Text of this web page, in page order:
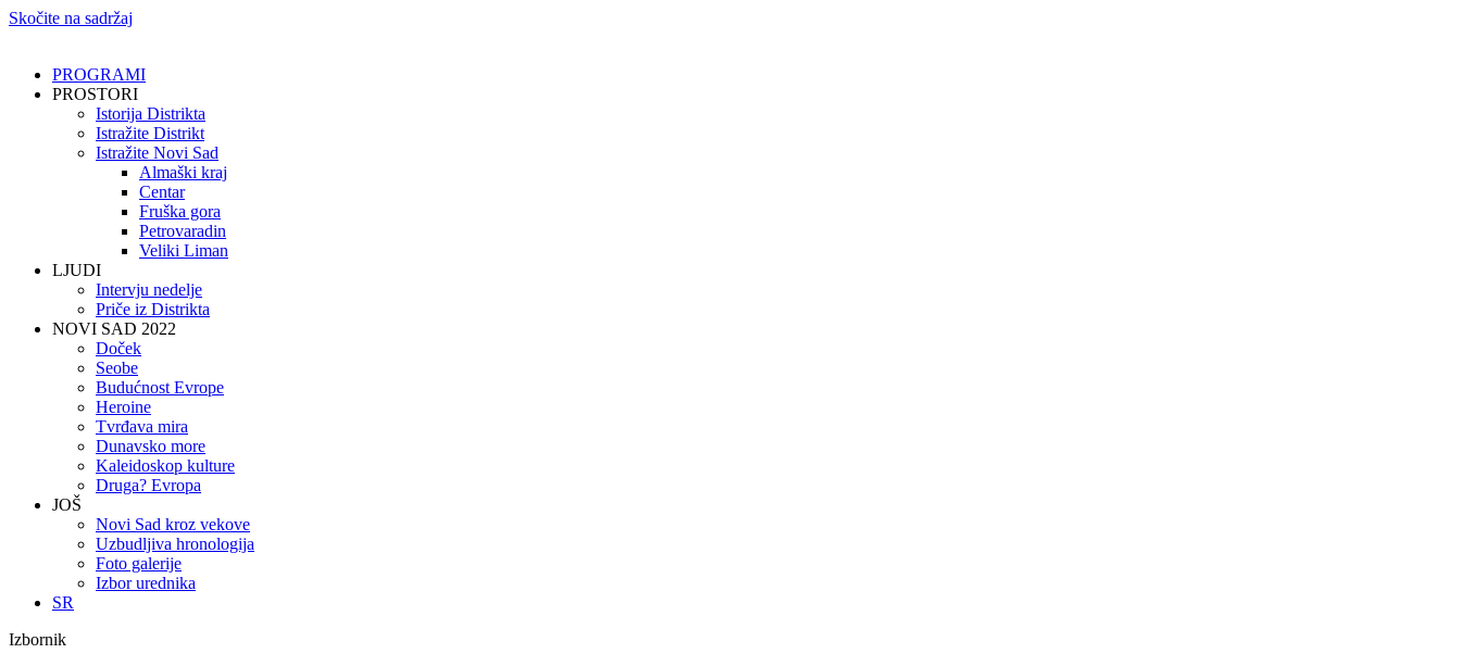
Skočite na sadržaj
PROGRAMI
PROSTORI
Istorija Distrikta
Istražite Distrikt
Istražite Novi Sad
Almaški kraj
Centar
Fruška gora
Petrovaradin
Veliki Liman
LJUDI
Intervju nedelje
Priče iz Distrikta
NOVI SAD 2022
Doček
Seobe
Budućnost Evrope
Heroine
Tvrđava mira
Dunavsko more
Kaleidoskop kulture
Druga? Evropa
JOŠ
Novi Sad kroz vekove
Uzbudljiva hronologija
Foto galerije
Izbor urednika
SR
Izbornik